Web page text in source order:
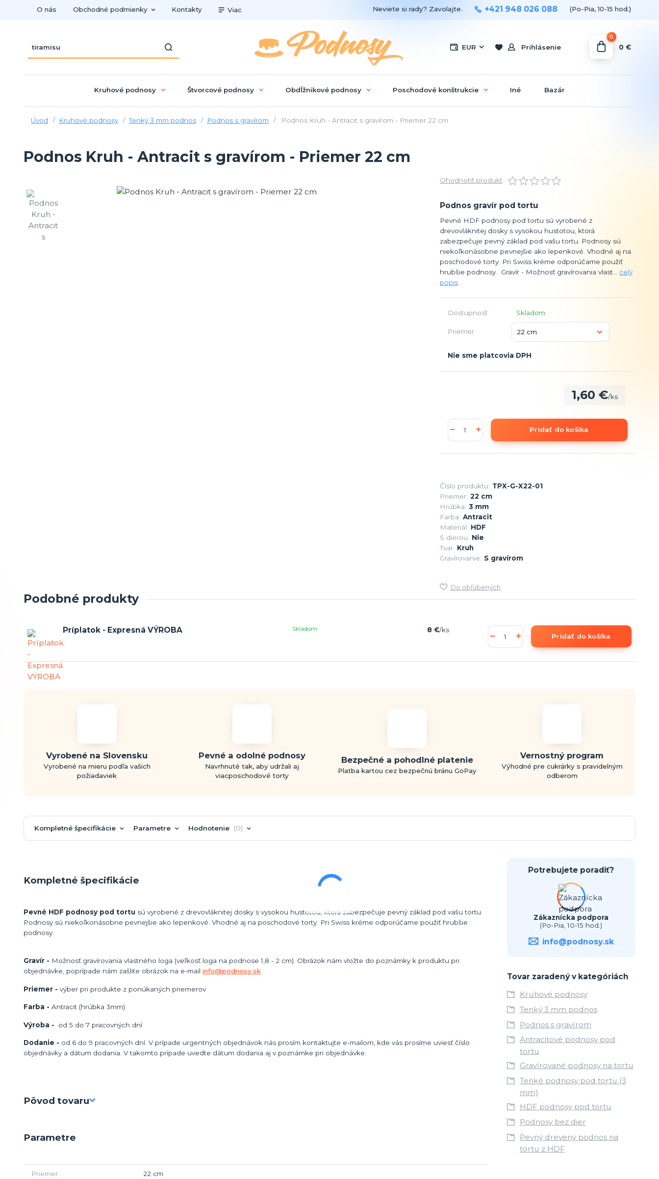
O nás Obchodné podmienky Kontakty Viac
EUR Prihlásenie
Neviete si rady? Zavolajte. +421 948 026 088 (Po-Pia, 10-15 hod.)
0
0 €
Kruhové podnosy Štvorcové podnosy Obdĺžnikové podnosy Poschodové konštrukcie Iné Bazár
Úvod Kruhové podnosy Tenký 3 mm podnos Podnos s gravírom Podnos Kruh - Antracit s gravírom - Priemer 22 cm
Podnos Kruh - Antracit s gravírom - Priemer 22 cm
Ohodnotiť produkt
Podnos gravír pod tortu
Pevné HDF podnosy pod tortu sú vyrobené z
drevovláknitej dosky s vysokou hustotou, ktorá
zabezpečuje pevný základ pod vašu tortu. Podnosy sú
niekoľkonásobne pevnejšie ako lepenkové. Vhodné aj na
poschodové torty. Pri Swiss kréme odporúčame použiť
hrubšie podnosy. Gravír - Možnosť gravírovania vlast... celý
popis
Dostupnosť Skladom
Priemer
Nie sme platcovia DPH
1,60 €/ks
Pridať do košíka
Číslo produktu: TPX-G-X22-01
Priemer: 22 cm
Hrúbka: 3 mm
Farba: Antracit
Materiál: HDF
S dierou: Nie
Tvar: Kruh
Gravírovanie: S gravírom
Do obľúbených
Podobné produkty
Príplatok - Expresná VÝROBA 8 €/ks
Skladom
Pridať do košíka
Vyrobené na Slovensku
Vyrobené na mieru podľa vašich
požiadaviek
Pevné a odolné podnosy
Navrhnuté tak, aby udržali aj
viacposchodové torty
Bezpečné a pohodlné platenie
Platba kartou cez bezpečnú bránu GoPay
Vernostný program
Výhodné pre cukrárky s pravidelným
odberom
Kompletné špecifikácie Parametre Hodnotenie 0
Kompletné špecifikácie
Pevné HDF podnosy pod tortu sú vyrobené z drevovláknitej dosky s vysokou hustotou, ktorá zabezpečuje pevný základ pod vašu tortu.
Podnosy sú niekoľkonásobne pevnejšie ako lepenkové. Vhodné aj na poschodové torty. Pri Swiss kréme odporúčame použiť hrubšie
podnosy.
Gravír - Možnosť gravírovania vlastného loga (veľkosť loga na podnose 1,8 - 2 cm). Obrázok nám vložte do poznámky k produktu pri
objednávke, poprípade nám zašlite obrázok na e-mail info@podnosy.sk
Priemer - výber pri produkte z ponúkaných priemerov
Farba - Antracit (hrúbka 3mm)
Výroba - od 5 do 7 pracovných dní
Dodanie - od 6 do 9 pracovných dní. V prípade urgentných objednávok nás prosím kontaktujte e-mailom, kde vás prosíme uviesť číslo
objednávky a dátum dodania. V takomto prípade uvedte dátum dodania aj v poznámke pri objednávke.
Pôvod tovaru
Parametre
Priemer 22 cm
Potrebujete poradiť?
Zákaznícka podpora
(Po-Pia, 10-15 hod.)
info@podnosy.sk
Tovar zaradený v kategóriách
Kruhové podnosy
Tenký 3 mm podnos
Podnos s gravírom
Antracitové podnosy pod
tortu
Gravírované podnosy na tortu
Tenké podnosy pod tortu (3
mm)
HDF podnosy pod tortu
Podnosy bez dier
Pevný drevený podnos na
tortu z HDF